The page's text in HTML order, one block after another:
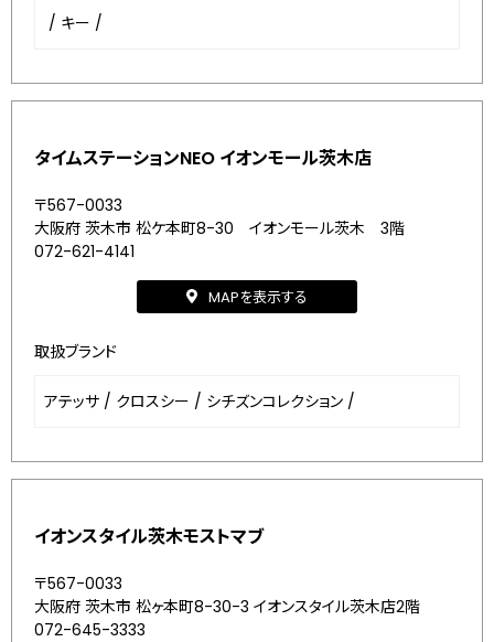
/ キー /
タイムステーションNEO イオンモール茨木店
〒567-0033
大阪府 茨木市 松ケ本町8-30 イオンモール茨木 3階
072-621-4141
MAPを表示する
取扱ブランド
アテッサ / クロスシー / シチズンコレクション /
イオンスタイル茨木モストマブ
〒567-0033
大阪府 茨木市 松ヶ本町8-30-3 イオンスタイル茨木店2階
072-645-3333